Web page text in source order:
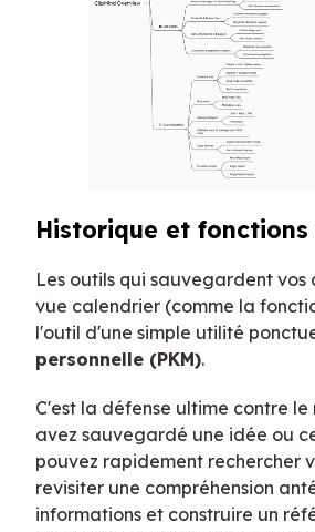
Historique et fonctions
Les outils qui sauvegardent
vue calendrier (comme la
l'outil d'une simple utilité
personnelle (PKM).
C'est la défense ultime contre
avez sauvegardé une idée ou
pouvez rapidement rechercher
revisiter une compréhension
informations et construire un